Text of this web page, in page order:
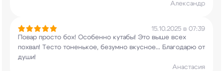
Александр
15.10.2025 в 07:39
Повар просто бох! Особенно кутабы! Это выше всех
похвал! Тесто тоненькое, безумно вкусное... Благодарю от
души!
Анастасия